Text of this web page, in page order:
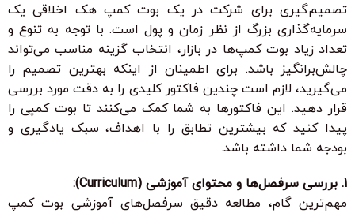
تصمیم‌گیری برای شرکت در یک بوت کمپ هک اخلاقی یک
سرمایه‌گذاری بزرگ از نظر زمان و پول است. با توجه به تنوع و
تعداد زیاد بوت کمپ‌ها در بازار، انتخاب گزینه مناسب می‌تواند
چالش‌برانگیز باشد. برای اطمینان از اینکه بهترین تصمیم را
می‌گیرید، لازم است چندین فاکتور کلیدی را به دقت مورد بررسی
قرار دهید. این فاکتورها به شما کمک می‌کنند تا بوت کمپی را
پیدا کنید که بیشترین تطابق را با اهداف، سبک یادگیری و
بودجه شما داشته باشد.
1. بررسی سرفصل‌ها و محتوای آموزشی (Curriculum):
مهم‌ترین گام، مطالعه دقیق سرفصل‌های آموزشی بوت کمپ